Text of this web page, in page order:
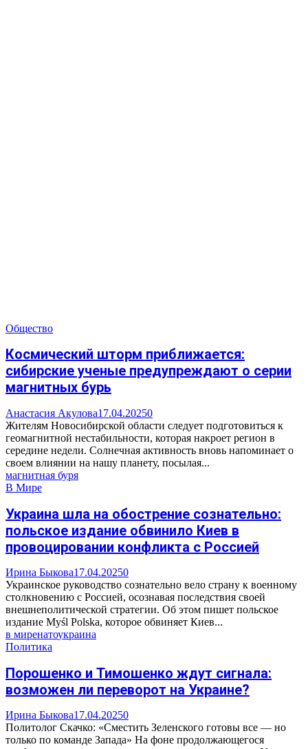
Общество
Космический шторм приближается:
сибирские ученые предупреждают о серии
магнитных бурь
Анастасия Акулова17.04.20250
Жителям Новосибирской области следует подготовиться к
геомагнитной нестабильности, которая накроет регион в
середине недели. Солнечная активность вновь напоминает о
своем влиянии на нашу планету, посылая...
магнитная буря
В Мире
Украина шла на обострение сознательно:
польское издание обвинило Киев в
провоцировании конфликта с Россией
Ирина Быкова17.04.20250
Украинское руководство сознательно вело страну к военному
столкновению с Россией, осознавая последствия своей
внешнеполитической стратегии. Об этом пишет польское
издание Myśl Polska, которое обвиняет Киев...
в миренатоукраина
Политика
Порошенко и Тимошенко ждут сигнала:
возможен ли переворот на Украине?
Ирина Быкова17.04.20250
Политолог Скачко: «Сместить Зеленского готовы все — но
только по команде Запада» На фоне продолжающегося